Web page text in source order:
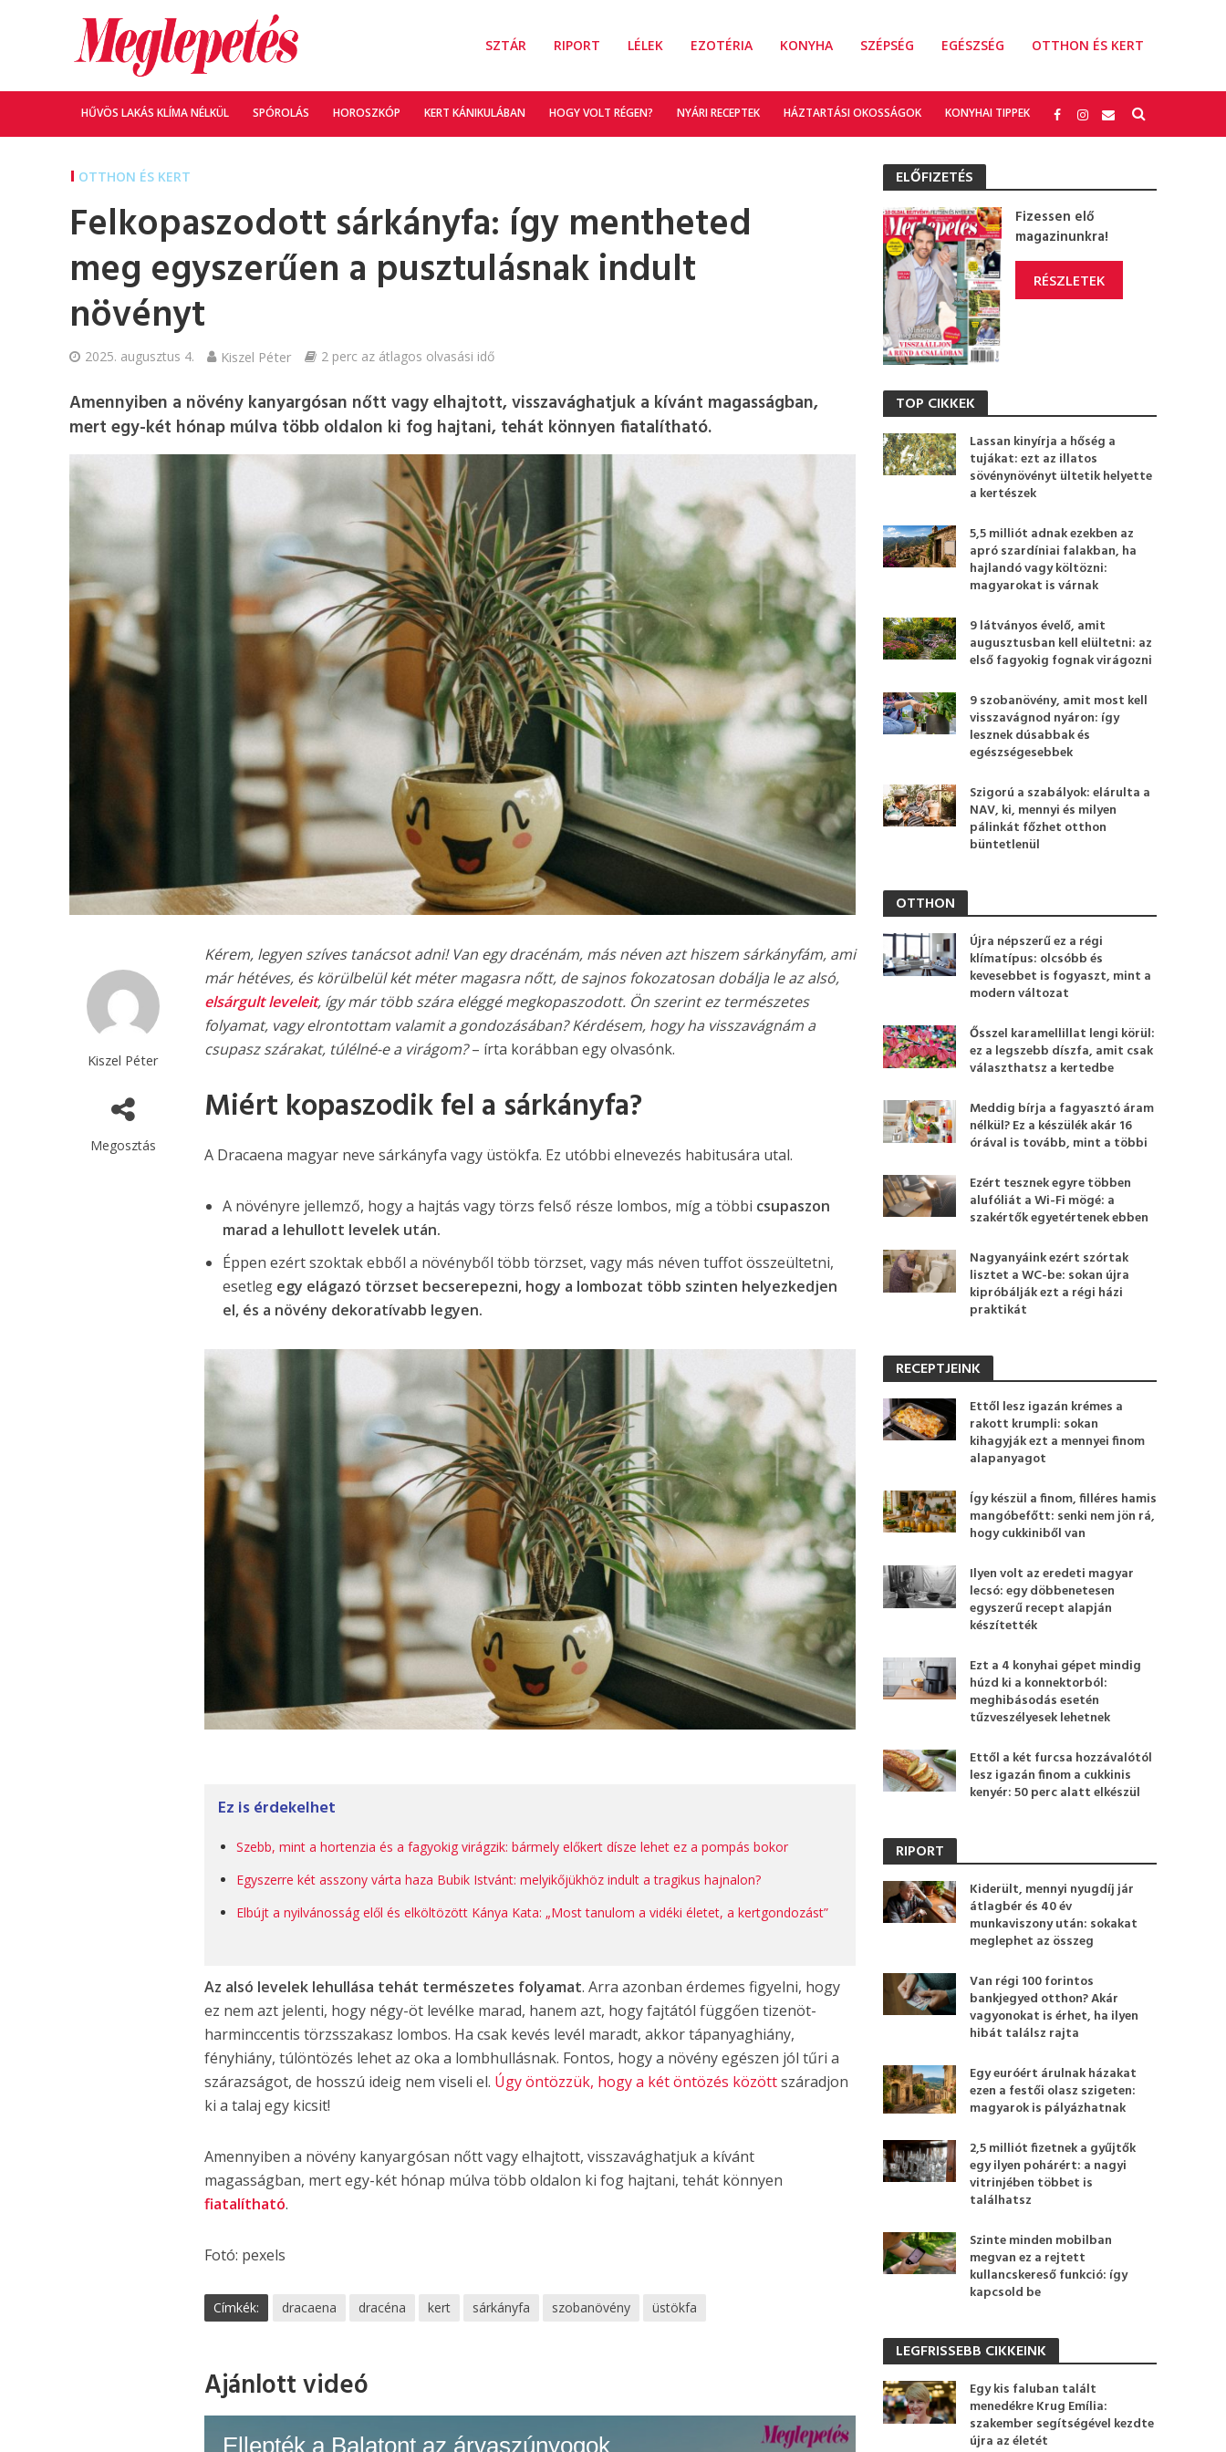
SZTÁR RIPORT LÉLEK EZOTÉRIA KONYHA SZÉPSÉG EGÉSZSÉG OTTHON ÉS KERT
HŰVÖS LAKÁS KLÍMA NÉLKÜL SPÓROLÁS HOROSZKÓP KERT KÁNIKULÁBAN HOGY VOLT RÉGEN? NYÁRI RECEPTEK HÁZTARTÁSI OKOSSÁGOK KONYHAI TIPPEK
OTTHON ÉS KERT
Felkopaszodott sárkányfa: így mentheted
meg egyszerűen a pusztulásnak indult
növényt
2025. augusztus 4. Kiszel Péter 2 perc az átlagos olvasási idő
Amennyiben a növény kanyargósan nőtt vagy elhajtott, visszavághatjuk a kívánt magasságban,
mert egy-két hónap múlva több oldalon ki fog hajtani, tehát könnyen fiatalítható.
Kiszel Péter
Megosztás
Kérem, legyen szíves tanácsot adni! Van egy dracénám, más néven azt hiszem sárkányfám, ami
már hétéves, és körülbelül két méter magasra nőtt, de sajnos fokozatosan dobálja le az alsó,
elsárgult leveleit, így már több szára eléggé megkopaszodott. Ön szerint ez természetes
folyamat, vagy elrontottam valamit a gondozásában? Kérdésem, hogy ha visszavágnám a
csupasz szárakat, túlélné-e a virágom?– írta korábban egy olvasónk.
Miért kopaszodik fel a sárkányfa?
A Dracaena magyar neve sárkányfa vagy üstökfa. Ez utóbbi elnevezés habitusára utal.
A növényre jellemző, hogy a hajtás vagy törzs felső része lombos, míg a többi csupaszon
marad a lehullott levelek után.
Éppen ezért szoktak ebből a növényből több törzset, vagy más néven tuffot összeültetni,
esetleg egy elágazó törzset becserepezni, hogy a lombozat több szinten helyezkedjen
el, és a növény dekoratívabb legyen.
Ez is érdekelhet
Szebb, mint a hortenzia és a fagyokig virágzik: bármely előkert dísze lehet ez a pompás bokor
Egyszerre két asszony várta haza Bubik Istvánt: melyikőjükhöz indult a tragikus hajnalon?
Elbújt a nyilvánosság elől és elköltözött Kánya Kata: „Most tanulom a vidéki életet, a kertgondozást”
Az alsó levelek lehullása tehát természetes folyamat. Arra azonban érdemes figyelni, hogy
ez nem azt jelenti, hogy négy-öt levélke marad, hanem azt, hogy fajtától függően tizenöt-
harminccentis törzsszakasz lombos. Ha csak kevés levél maradt, akkor tápanyaghiány,
fényhiány, túlöntözés lehet az oka a lombhullásnak. Fontos, hogy a növény egészen jól tűri a
szárazságot, de hosszú ideig nem viseli el. Úgy öntözzük, hogy a két öntözés közöttszáradjon
ki a talaj egy kicsit!
Amennyiben a növény kanyargósan nőtt vagy elhajtott, visszavághatjuk a kívánt
magasságban, mert egy-két hónap múlva több oldalon ki fog hajtani, tehát könnyen
fiatalítható.
Fotó: pexels
Címkék: dracaena dracéna kert sárkányfa szobanövény üstökfa
Ajánlott videó
Ellepték a Balatont az árvaszúnyogok
ELŐFIZETÉS
Fizessen elő
magazinunkra!
RÉSZLETEK
TOP CIKKEK
Lassan kinyírja a hőség a
tujákat: ezt az illatos
sövénynövényt ültetik helyette
a kertészek
5,5 milliót adnak ezekben az
apró szardíniai falakban, ha
hajlandó vagy költözni:
magyarokat is várnak
9 látványos évelő, amit
augusztusban kell elültetni: az
első fagyokig fognak virágozni
9 szobanövény, amit most kell
visszavágnod nyáron: így
lesznek dúsabbak és
egészségesebbek
Szigorú a szabályok: elárulta a
NAV, ki, mennyi és milyen
pálinkát főzhet otthon
büntetlenül
OTTHON
Újra népszerű ez a régi
klímatípus: olcsóbb és
kevesebbet is fogyaszt, mint a
modern változat
Ősszel karamellillat lengi körül:
ez a legszebb díszfa, amit csak
választhatsz a kertedbe
Meddig bírja a fagyasztó áram
nélkül? Ez a készülék akár 16
órával is tovább, mint a többi
Ezért tesznek egyre többen
alufóliát a Wi-Fi mögé: a
szakértők egyetértenek ebben
Nagyanyáink ezért szórtak
lisztet a WC-be: sokan újra
kipróbálják ezt a régi házi
praktikát
RECEPTJEINK
Ettől lesz igazán krémes a
rakott krumpli: sokan
kihagyják ezt a mennyei finom
alapanyagot
Így készül a finom, filléres hamis
mangóbefőtt: senki nem jön rá,
hogy cukkiniből van
Ilyen volt az eredeti magyar
lecsó: egy döbbenetesen
egyszerű recept alapján
készítették
Ezt a 4 konyhai gépet mindig
húzd ki a konnektorból:
meghibásodás esetén
tűzveszélyesek lehetnek
Ettől a két furcsa hozzávalótól
lesz igazán finom a cukkinis
kenyér: 50 perc alatt elkészül
RIPORT
Kiderült, mennyi nyugdíj jár
átlagbér és 40 év
munkaviszony után: sokakat
meglephet az összeg
Van régi 100 forintos
bankjegyed otthon? Akár
vagyonokat is érhet, ha ilyen
hibát találsz rajta
Egy euróért árulnak házakat
ezen a festői olasz szigeten:
magyarok is pályázhatnak
2,5 milliót fizetnek a gyűjtők
egy ilyen pohárért: a nagyi
vitrinjében többet is
találhatsz
Szinte minden mobilban
megvan ez a rejtett
kullancskereső funkció: így
kapcsold be
LEGFRISSEBB CIKKEINK
Egy kis faluban talált
menedékre Krug Emília:
szakember segítségével kezdte
újra az életét